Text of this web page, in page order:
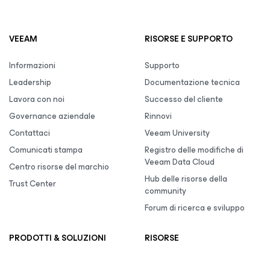
VEEAM
Informazioni
Leadership
Lavora con noi
Governance aziendale
Contattaci
Comunicati stampa
Centro risorse del marchio
Trust Center
RISORSE E SUPPORTO
Supporto
Documentazione tecnica
Successo del cliente
Rinnovi
Veeam University
Registro delle modifiche di
Veeam Data Cloud
Hub delle risorse della
community
Forum di ricerca e sviluppo
PRODOTTI & SOLUZIONI
RISORSE